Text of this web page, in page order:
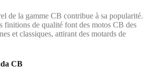
de la gamme CB contribue à sa popularité.
finitions de qualité font des motos CB des
et classiques, attirant des motards de
CB